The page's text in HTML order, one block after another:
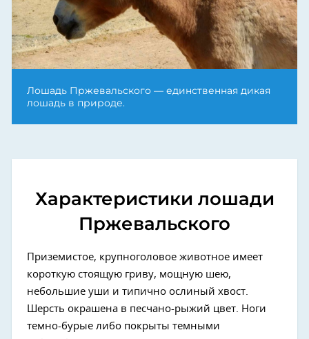
Лошадь Пржевальского — единственная дикая
лошадь в природе.
Характеристики лошади
Пржевальского
Приземистое, крупноголовое животное имеет
короткую стоящую гриву, мощную шею,
небольшие уши и типично ослиный хвост.
Шерсть окрашена в песчано-рыжий цвет. Ноги
темно-бурые либо покрыты темными